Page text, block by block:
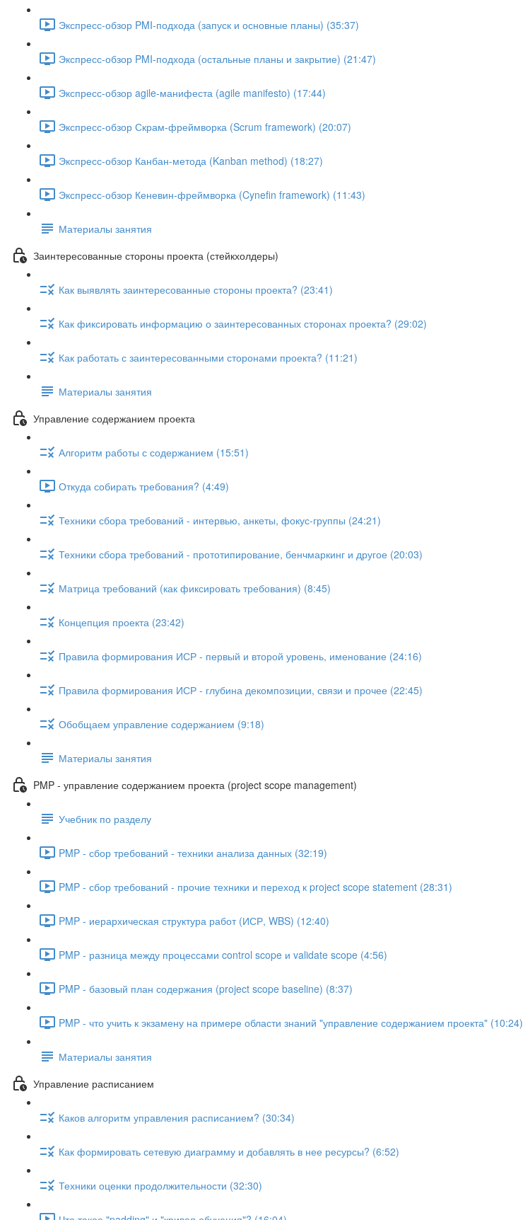
Экспресс-обзор PMI-подхода (запуск и основные планы) (35:37)
Экспресс-обзор PMI-подхода (остальные планы и закрытие) (21:47)
Экспресс-обзор agile-манифеста (agile manifesto) (17:44)
Экспресс-обзор Скрам-фреймворка (Scrum framework) (20:07)
Экспресс-обзор Канбан-метода (Kanban method) (18:27)
Экспресс-обзор Кеневин-фреймворка (Cynefin framework) (11:43)
Материалы занятия
Заинтересованные стороны проекта (стейкхолдеры)
Как выявлять заинтересованные стороны проекта? (23:41)
Как фиксировать информацию о заинтересованных сторонах проекта? (29:02)
Как работать с заинтересованными сторонами проекта? (11:21)
Материалы занятия
Управление содержанием проекта
Алгоритм работы с содержанием (15:51)
Откуда собирать требования? (4:49)
Техники сбора требований - интервью, анкеты, фокус-группы (24:21)
Техники сбора требований - прототипирование, бенчмаркинг и другое (20:03)
Матрица требований (как фиксировать требования) (8:45)
Концепция проекта (23:42)
Правила формирования ИСР - первый и второй уровень, именование (24:16)
Правила формирования ИСР - глубина декомпозиции, связи и прочее (22:45)
Обобщаем управление содержанием (9:18)
Материалы занятия
PMP - управление содержанием проекта (project scope management)
Учебник по разделу
PMP - сбор требований - техники анализа данных (32:19)
PMP - сбор требований - прочие техники и переход к project scope statement (28:31)
PMP - иерархическая структура работ (ИСР, WBS) (12:40)
PMP - разница между процессами control scope и validate scope (4:56)
PMP - базовый план содержания (project scope baseline) (8:37)
PMP - что учить к экзамену на примере области знаний "управление содержанием проекта" (10:24)
Материалы занятия
Управление расписанием
Каков алгоритм управления расписанием? (30:34)
Как формировать сетевую диаграмму и добавлять в нее ресурсы? (6:52)
Техники оценки продолжительности (32:30)